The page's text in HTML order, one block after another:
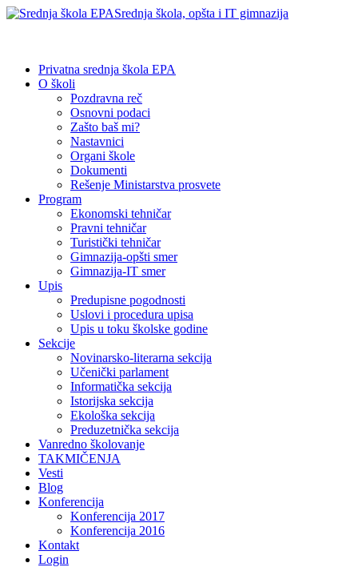
Srednja škola, opšta i IT gimnazija
Privatna srednja škola EPA
O školi
Pozdravna reč
Osnovni podaci
Zašto baš mi?
Nastavnici
Organi škole
Dokumenti
Rešenje Ministarstva prosvete
Program
Ekonomski tehničar
Pravni tehničar
Turistički tehničar
Gimnazija-opšti smer
Gimnazija-IT smer
Upis
Predupisne pogodnosti
Uslovi i procedura upisa
Upis u toku školske godine
Sekcije
Novinarsko-literarna sekcija
Učenički parlament
Informatička sekcija
Istorijska sekcija
Ekološka sekcija
Preduzetnička sekcija
Vanredno školovanje
TAKMIČENJA
Vesti
Blog
Konferencija
Konferencija 2017
Konferencija 2016
Kontakt
Login